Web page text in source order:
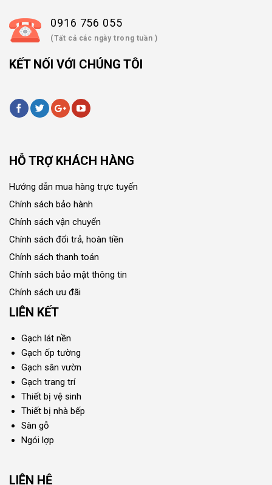
0916 756 055
(Tất cả các ngày trong tuần )
KẾT NỐI VỚI CHÚNG TÔI
HỖ TRỢ KHÁCH HÀNG
Hướng dẫn mua hàng trực tuyến
Chính sách bảo hành
Chính sách vận chuyển
Chính sách đổi trả, hoàn tiền
Chính sách thanh toán
Chính sách bảo mật thông tin
Chính sách ưu đãi
LIÊN KẾT
Gạch lát nền
Gạch ốp tường
Gạch sân vườn
Gạch trang trí
Thiết bị vệ sinh
Thiết bị nhà bếp
Sàn gỗ
Ngói lợp
LIÊN HỆ